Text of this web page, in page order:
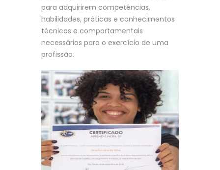
para adquirirem competências,
habilidades, práticas e conhecimentos
técnicos e comportamentais
necessários para o exercício de uma
profissão.